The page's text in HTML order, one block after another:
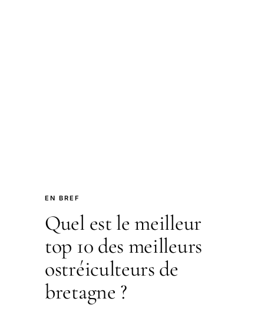
EN BREF
Quel est le meilleur
top 10 des meilleurs
ostréiculteurs de
bretagne ?